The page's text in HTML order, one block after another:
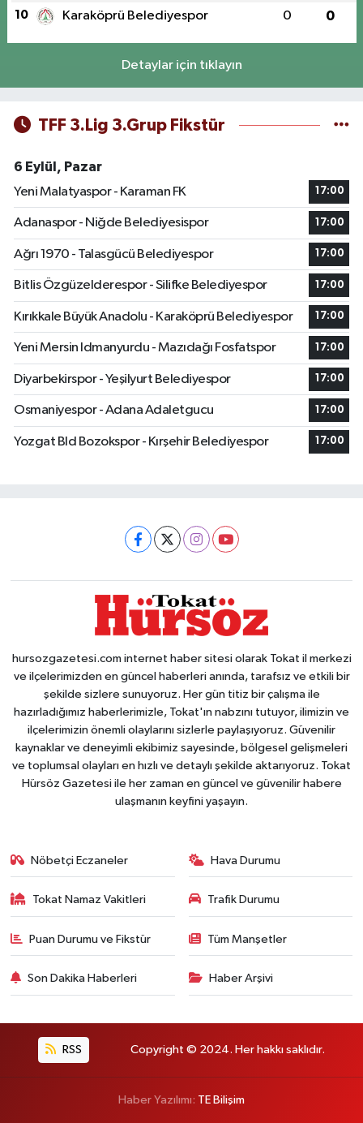
10 Karaköprü Belediyespor 0 0
Detaylar için tıklayın
TFF 3.Lig 3.Grup Fikstür
6 Eylül, Pazar
Yeni Malatyaspor - Karaman FK
17:00
Adanaspor - Niğde Belediyesispor 17:00
Ağrı 1970 - Talasgücü Belediyespor 17:00
Bitlis Özgüzelderespor - Silifke Belediyespor 17:00
Kırıkkale Büyük Anadolu - Karaköprü Belediyespor 17:00
Yeni Mersin Idmanyurdu - Mazıdağı Fosfatspor 17:00
Diyarbekirspor - Yeşilyurt Belediyespor 17:00
Osmaniyespor - Adana Adaletgucu 17:00
Yozgat Bld Bozokspor - Kırşehir Belediyespor 17:00
hursozgazetesi.com internet haber sitesi olarak Tokat il merkezi
ve ilçelerimizden en güncel haberleri anında, tarafsız ve etkili bir
şekilde sizlere sunuyoruz. Her gün titiz bir çalışma ile
hazırladığımız haberlerimizle, Tokat'ın nabzını tutuyor, ilimizin ve
ilçelerimizin önemli olaylarını sizlerle paylaşıyoruz. Güvenilir
kaynaklar ve deneyimli ekibimiz sayesinde, bölgesel gelişmeleri
ve toplumsal olayları en hızlı ve detaylı şekilde aktarıyoruz. Tokat
Hürsöz Gazetesi ile her zaman en güncel ve güvenilir habere
ulaşmanın keyfini yaşayın.
Nöbetçi Eczaneler Hava Durumu
Tokat Namaz Vakitleri Trafik Durumu
Puan Durumu ve Fikstür Tüm Manşetler
Son Dakika Haberleri Haber Arşivi
RSS Copyright © 2024. Her hakkı saklıdır.
Haber Yazılımı: TE Bilişim